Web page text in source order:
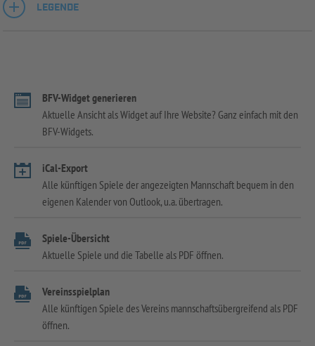
LEGENDE
BFV-Widget generieren
Aktuelle Ansicht als Widget auf Ihre Website? Ganz einfach mit den
BFV-Widgets.
iCal-Export
Alle künftigen Spiele der angezeigten Mannschaft bequem in den
eigenen Kalender von Outlook, u.a. übertragen.
Spiele-Übersicht
Aktuelle Spiele und die Tabelle als PDF öffnen.
Vereinsspielplan
Alle künftigen Spiele des Vereins mannschaftsübergreifend als PDF
öffnen.